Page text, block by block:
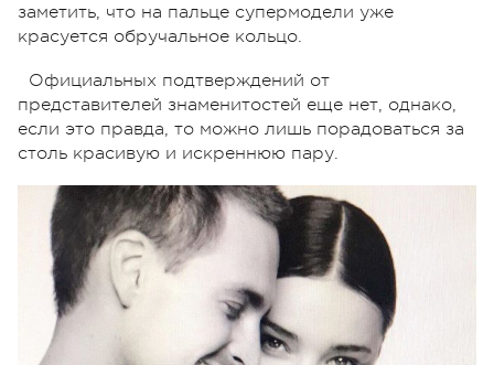
заметить, что на пальце супермодели уже
красуется обручальное кольцо.
Официальных подтверждений от
представителей знаменитостей еще нет, однако,
если это правда, то можно лишь порадоваться за
столь красивую и искреннюю пару.